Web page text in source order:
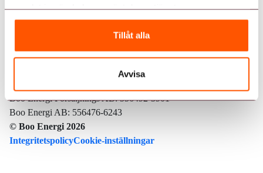
samlat in när du har använt deras tjänster.
Tillåt alla
Avvisa
Glöm inte elen vid flytten!
Avtalsvillkor och allmänna villkor
Visselblåsarfunktion
Jobba hos oss
132 23, Saltsjö-Boo
Ladda ner
© Boo Energi 2026
IntegritetspolicyCookie-inställningar
Boo Energi Försäljnings AB: 556492-3901
Boo Energi AB: 556476-6243